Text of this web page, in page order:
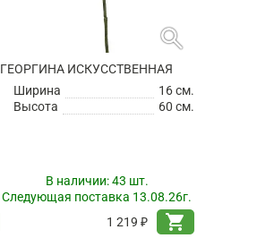
search
ГЕОРГИНА ИСКУССТВЕННАЯ
Ширина
16 см.
Высота
60 см.
В наличии:43 шт.
Следующая поставка 13.08.26г.
1 219 ₽
shopping_cart